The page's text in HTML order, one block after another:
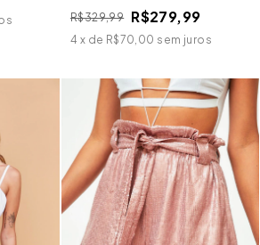
R$329,99 R$279,99
4 x de R$70,00 sem juros